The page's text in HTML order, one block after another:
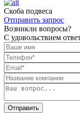
Скоба подвеса
Отправить запрос
Возникли вопросы?
С удовольствием
Отправить